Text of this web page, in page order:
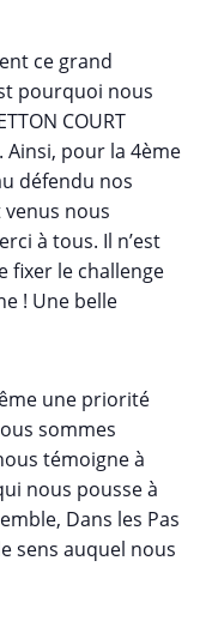
ce grand
pourquoi nous
COURT
Ainsi, pour la 4ème
défendu nos
nous
à tous. Il n’est
fixer le challenge
! Une belle
une priorité
sommes
témoigne à
nous pousse à
Dans les Pas
sens auquel nous